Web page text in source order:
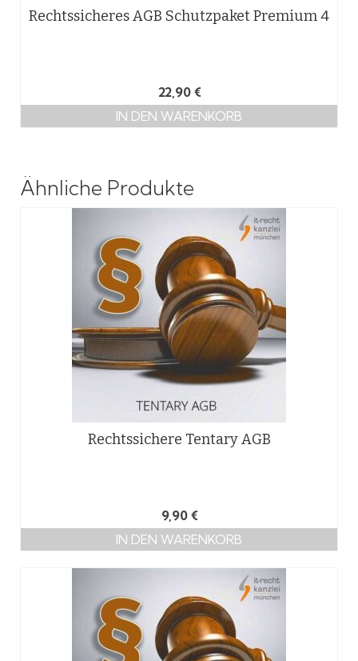
Rechtssicheres AGB Schutzpaket Premium 4
22,90 €
IN DEN WARENKORB
Ähnliche Produkte
Rechtssichere Tentary AGB
9,90 €
IN DEN WARENKORB